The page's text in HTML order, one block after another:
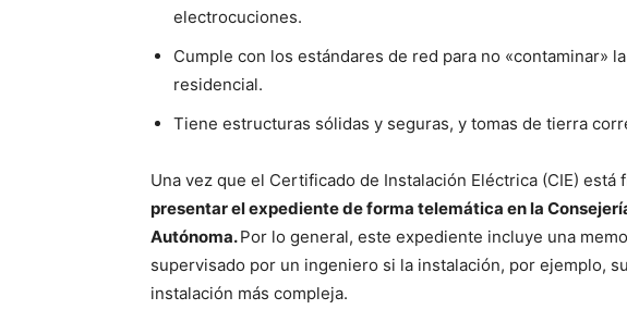
electrocuciones.
Cumple con los estándares de red para no «contaminar»
residencial.
Tiene estructuras sólidas y seguras, y tomas de tierra
Una vez que el Certificado de Instalación Eléctrica (CIE) está
presentar el expediente de forma telemática en la
Autónoma.Por lo general, este expediente incluye una
supervisado por un ingeniero si la instalación, por ejemplo,
instalación más compleja.